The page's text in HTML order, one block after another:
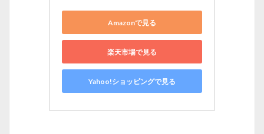
Amazonで見る
楽天市場で見る
Yahoo!ショッピングで見る